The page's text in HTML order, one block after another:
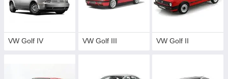
VW Golf IV VW Golf III VW Golf II